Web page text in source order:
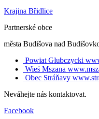
Krajina Břidlice
Partnerské obce
města Budišova nad
Powiat Glubczycki
Wieś Mszana
Obec Stráňavy
Neváhejte nás kontaktovat.
Facebook